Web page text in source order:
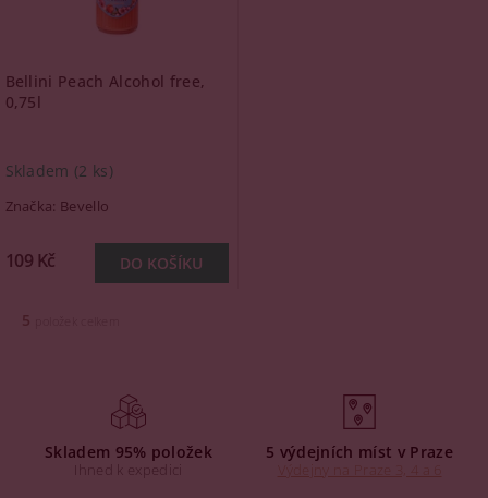
Bellini Peach Alcohol free,
0,75l
Skladem (2 ks)
Značka: Bevello
109 Kč
5
Skladem 95% položek
Ihned k expedici
5 výdejních míst v Praze